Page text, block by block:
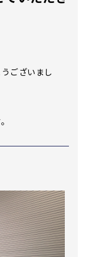
ございまし